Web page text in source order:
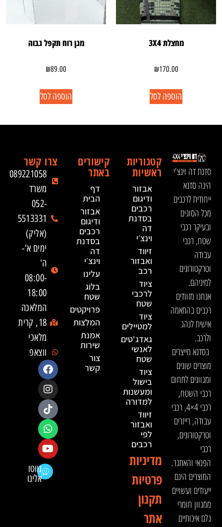
מחצלת 3X4
₪170.00
הוספה לסל
מגן רוח תקפל גבוה
₪89.00
הוספה לסל
סדנת דה וינצ'י
הינה סדנא
ייחודית לרכבים
מכל הסוגים
ובעיקר רכבי
שטח, רכבי
עבודה
וטרקטורונים
למיניהם.
אנחנו מזוודים
רכבים בהתאמה
אישית לנהג
ולרכב.
בסדנא מייצרים
מוצרים שונים
ומגוונים לתחום
רכבי השטח,
רכבי 4×4, רכבי
עבודה, רייזרים
וטרקטורונים,
רכבי
הפנאי והאתגר.
המוצרים הינם
ייעודים ועשויים
ממגוון חומרי
גלם איכותיים
קטגוריות
ראשיות
אבזור
ודיגום
רכבים
בסדנת
דה
וינצ׳י
זיווד
ואבזור
רכב
ציוד
לרכבי
שטח
ציוד
למטיילים
גאדג'טים
לאנשי
שטח
ציוד
בישול
ומעשנות
למדורה
זיווד
ואבזור
לפי
רכבים
מדיניות
פרטיות
תקנון
אתר
קישורים
באתר
דף
הבית
אבזור
ודיגום
רכבים
בסדנת
דה
וינצ׳י
עלינו
בלוג
שטח
פרויקטים
המלצות
אמנת
שירות
צור
קשר
צרו קשר
089221058
משרד
052-
5513331
(אליק)
ימים א'-
ה'
08:00-
18:00
המלאכה
18, קרית
מלאכי
ווצאפ
נווטו
אלינו